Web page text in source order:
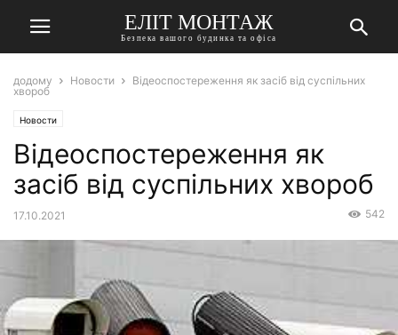
ЕЛІТ МОНТАЖ
Безпека вашого будинка та офіса
додому Новости
Відеоспостереження як засіб від суспільних
хвороб
Новости
Відеоспостереження як
засіб від суспільних хвороб
17.10.2021 542